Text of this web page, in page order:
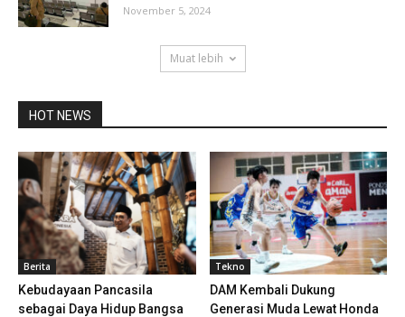
November 5, 2024
Muat lebih
HOT NEWS
Berita
Kebudayaan Pancasila
sebagai Daya Hidup Bangsa
Tekno
DAM Kembali Dukung
Generasi Muda Lewat Honda